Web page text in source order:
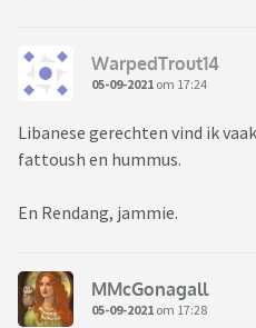
WarpedTrout14
05-09-2021 om 17:24
Libanese gerechten vind ik
fattoush en hummus.
En Rendang, jammie.
MMcGonagall
05-09-2021 om 17:28